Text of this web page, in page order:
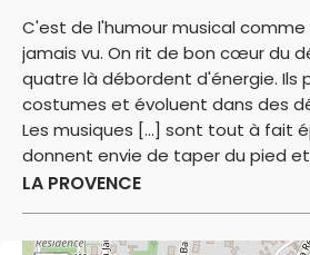
C'est de l'humour musical comme
jamais vu. On rit de bon cœur du
quatre là débordent d'énergie. Ils
costumes et évoluent dans des
Les musiques [...] sont tout à fait
donnent envie de taper du pied
LA PROVENCE